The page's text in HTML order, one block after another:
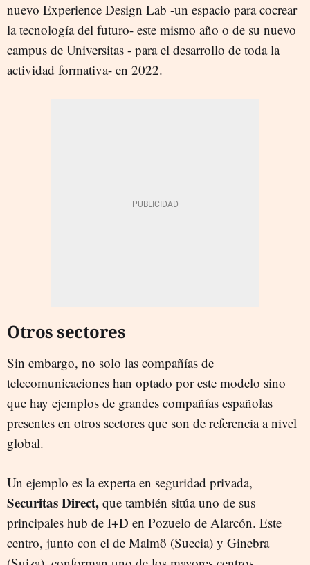
nuevo Experience Design Lab -un espacio para cocrear
la tecnología del futuro- este mismo año o de su nuevo
campus de Universitas - para el desarrollo de toda la
actividad formativa- en 2022.
Otros sectores
Sin embargo, no solo las compañías de
telecomunicaciones han optado por este modelo sino
que hay ejemplos de grandes compañías españolas
presentes en otros sectores que son de referencia a nivel
global.
Un ejemplo es la experta en seguridad privada,
Securitas Direct, que también sitúa uno de sus
principales hub de I+D en Pozuelo de Alarcón. Este
centro, junto con el de Malmö (Suecia) y Ginebra